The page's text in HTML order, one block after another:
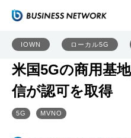
IOWN ローカル5G
米国5Gの商用基
信が認可を取得
5G MVNO